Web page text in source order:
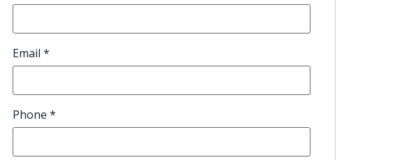
Email *
Phone *